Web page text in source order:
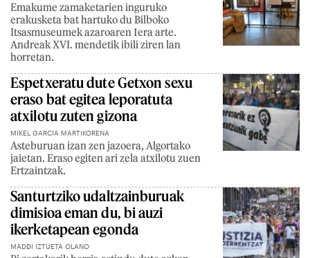
Emakume zamaketarien inguruko
erakusketa bat hartuko du Bilboko
Itsasmuseumek azaroaren 1era arte.
Andreak XVI. mendetik ibili ziren lan
horretan.
Espetxeratu dute Getxon sexu
eraso bat egitea leporatuta
atxilotu zuten gizona
MIKEL GARCIA MARTIKORENA
Asteburuan izan zen jazoera, Algortako
jaietan. Eraso egiten ari zela atxilotu zuen
Ertzaintzak.
Santurtziko udaltzainburuak
dimisioa eman du, bi auzi
ikerketapean egonda
MADDI IZTUETA OLANO